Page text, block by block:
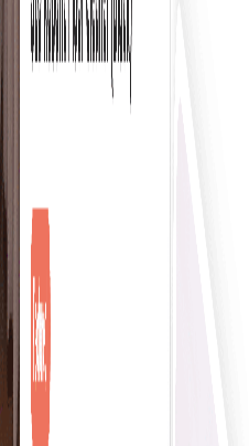
bertransaksi
transaksi dan data Anda
melalui teknologi
e-commerce
menyederhanakan
kerumitan dan waktu